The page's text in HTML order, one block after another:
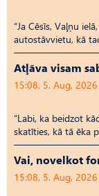
“Ja Cēsīs, Vaļņu
autostāvvietu, kā
Atļāva visam
15:08, 5. Aug, 2026
“Labi, ka beidzot
skatīties, kā tā ēka
Vai, novelkot
15:08, 5. Aug, 2026